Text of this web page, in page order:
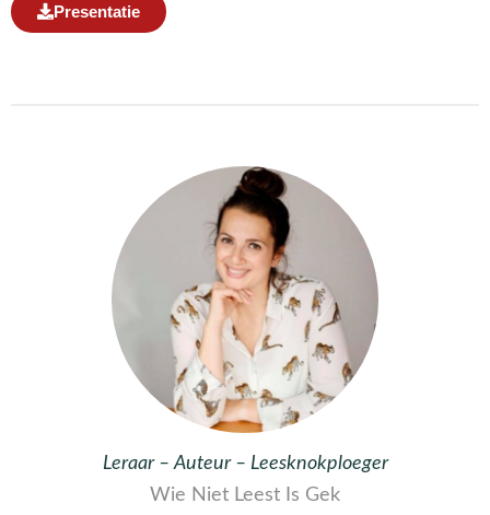
Presentatie
Leraar – Auteur – Leesknokploeger
Wie Niet Leest Is Gek